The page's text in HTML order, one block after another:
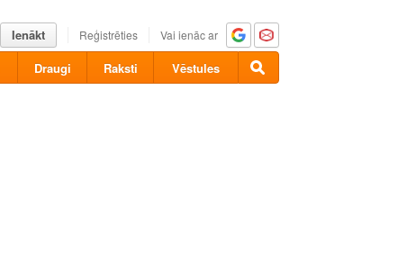
Ienākt Reģistrēties Vai ienāc ar
Draugi Raksti Vēstules